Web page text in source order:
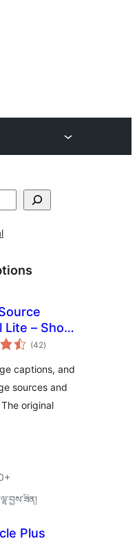
Lite – Show
and
(42གདེང་
འཇོག་
ཚང་།
)
captions, and
sources and
original
Plus